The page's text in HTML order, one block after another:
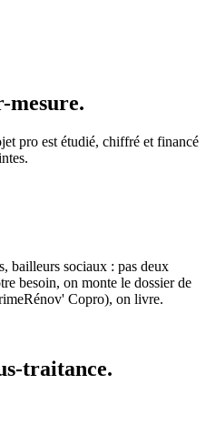
mesure.
pro est étudié, chiffré et financé
bailleurs sociaux : pas deux
besoin, on monte le dossier de
Copro), on livre.
traitance.